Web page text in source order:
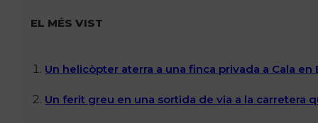
EL MÉS VIST
Un helicòpter aterra a una finca privada a Cala
Un ferit greu en una sortida de via a la carretera